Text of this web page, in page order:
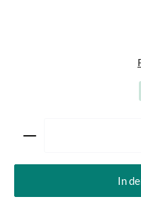
Produkt Anzahl: Gib
In